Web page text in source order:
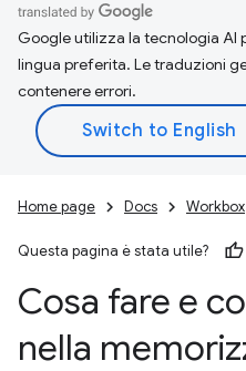
Google utilizza la tecnologia AI
lingua preferita. Le traduzioni
contenere errori.
Home page Docs Workbox
Questa pagina è stata utile?
Cosa fare e
nella